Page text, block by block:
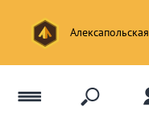
Алексапольская